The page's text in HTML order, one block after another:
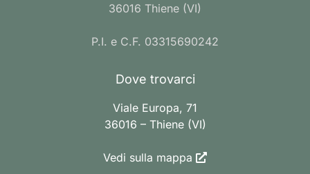
36016 Thiene (VI)
P.I. e C.F. 03315690242
Dove trovarci
Viale Europa, 71
36016 – Thiene (VI)
Vedi sulla mappa